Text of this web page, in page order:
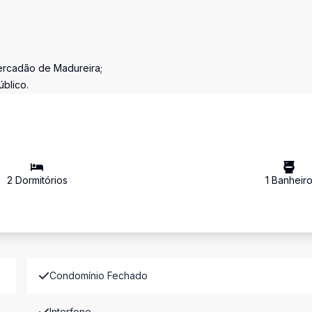
de Madureira;
2 Dormitórios 1 Banheiro
Condomínio Fechado